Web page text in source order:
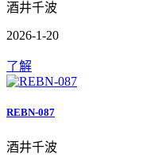
酒井千波
2026-1-20
了解
REBN-087
酒井千波